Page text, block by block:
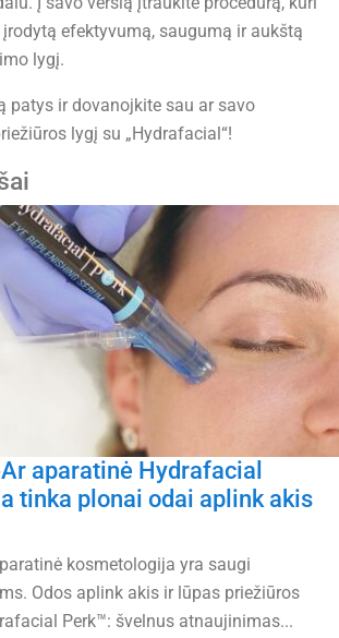
efektyvumą, saugumą ir aukštą
lygį.
patys ir dovanojkite sau ar savo
lygį su „Hydrafacial“!
Ar aparatinė Hydrafacial
tinka plonai odai aplink akis
kosmetologija yra saugi
Odos aplink akis ir lūpas priežiūros
Perk™: švelnus atnaujinimas...